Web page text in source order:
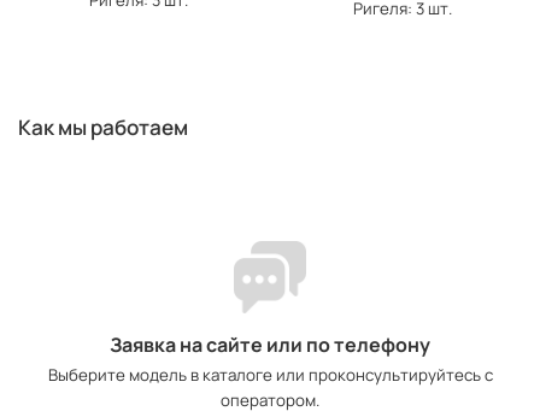
Ригеля: 3 шт.
Как мы работаем
Заявка на сайте или по телефону
Выберите модель в каталоге или проконсультируйтесь с
оператором.